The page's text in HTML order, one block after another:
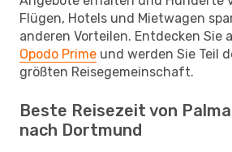
Flügen, Hotels und Mietwagen
anderen Vorteilen. Entdecken Sie
Opodo Prime und werden Sie Teil
größten Reisegemeinschaft.
Beste Reisezeit von
nach Dortmund